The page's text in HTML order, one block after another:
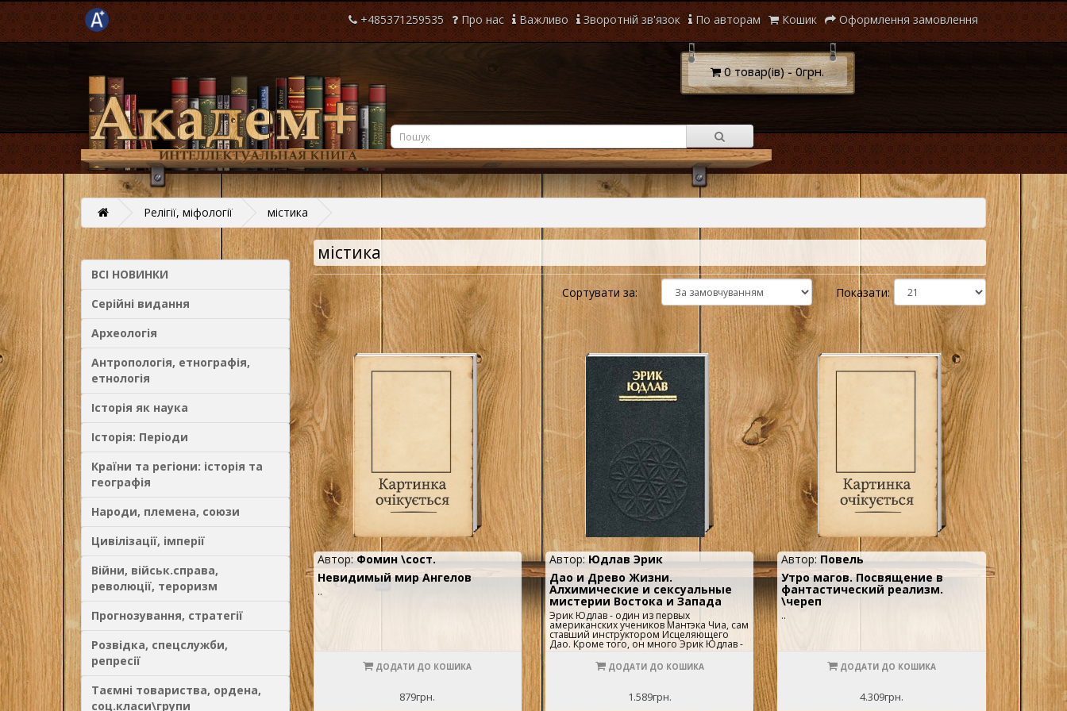
+485371259535 Про нас Важливо Зворотній зв'язок По авторам Кошик Оформлення замовлення
0 товар(ів) - 0грн.
Релігії, міфології містика
ВСІ НОВИНКИ
Серійні видання
Археологія
Антропологія, етнографія,
етнологія
Історія як наука
Історія: Періоди
Країни та регіони: історія та
географія
Народи, племена, союзи
Цивілізації, імперії
Війни, військ.справа,
революції, тероризм
Прогнозування, стратегії
Розвідка, спецслужби,
репресії
Таємні товариства, ордена,
соц.класи\групи
містика
Сортувати за: Показати:
Автор:Фомин \сост.
Невидимый мир Ангелов
..
ДОДАТИ ДО КОШИКА
879грн.
Автор:Юдлав Эрик
Дао и Древо Жизни.
Алхимические и сексуальные
мистерии Востока и Запада
Эрик Юдлав - один из первых
американских учеников Мантэка Чиа, сам
ставший инструктором Исцеляющего
Дао. Кроме того, он много Эрик Юдлав -
один из первых американских учеников
Мантэка Чиа, сам ставший инструктором
Исцеляющего Дао. Кроме того, он много
Каббалу, западную магию и шаманизм.
Во всех этих традициях он достиг
ДОДАТИ ДО КОШИКА
1.589грн.
Автор:Повель
Утро магов. Посвящение в
фантастический реализм.
\череп
..
ДОДАТИ ДО КОШИКА
4.309грн.